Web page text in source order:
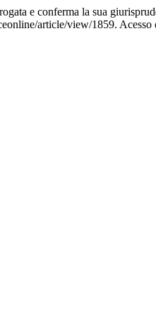
e conferma la sua
article/view/1859. Acesso